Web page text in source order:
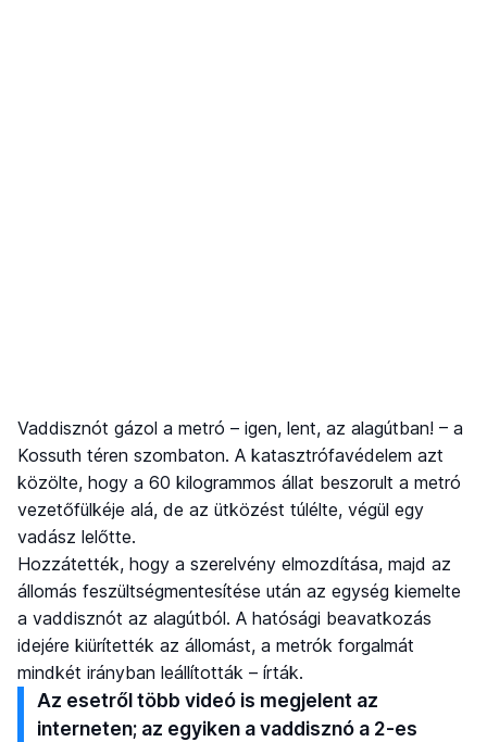
Vaddisznót gázol a metró – igen, lent, az alagútban! – a
Kossuth téren szombaton. A katasztrófavédelem azt
közölte, hogy a 60 kilogrammos állat beszorult a metró
vezetőfülkéje alá, de az ütközést túlélte, végül egy
vadász lelőtte.
Hozzátették, hogy a szerelvény elmozdítása, majd az
állomás feszültségmentesítése után az egység kiemelte
a vaddisznót az alagútból. A hatósági beavatkozás
idejére kiürítették az állomást, a metrók forgalmát
mindkét irányban leállították – írták.
Az esetről több videó is megjelent az
interneten; az egyiken a vaddisznó a 2-es